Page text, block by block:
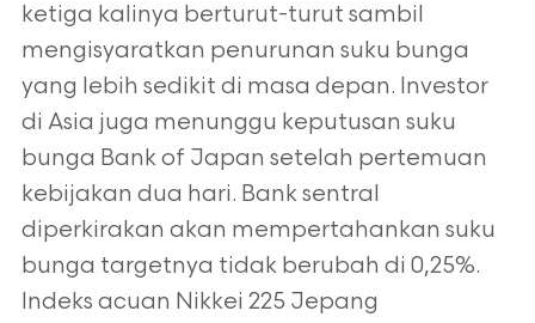
ketiga kalinya berturut-turut sambil
mengisyaratkan penurunan suku bunga
yang lebih sedikit di masa depan. Investor
di Asia juga menunggu keputusan suku
bunga Bank of Japan setelah pertemuan
kebijakan dua hari. Bank sentral
diperkirakan akan mempertahankan suku
bunga targetnya tidak berubah di 0,25%.
Indeks acuan Nikkei 225 Jepang